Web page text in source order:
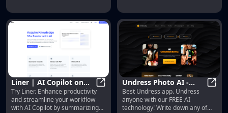
to make winning videos!
Liner | AI Copilot on
Your Workspace,
Powered by ChatGPT
Liner | AI Copilot on Your
Try Liner. Enhance productivity
and streamline your workflow
with AI Copilot by summarizing
Undress Photo AI -
Nudify Photos for FREE
with AI Deepnude
Best Undress app. Undress
anyone with our FREE AI
technology! Write down any of